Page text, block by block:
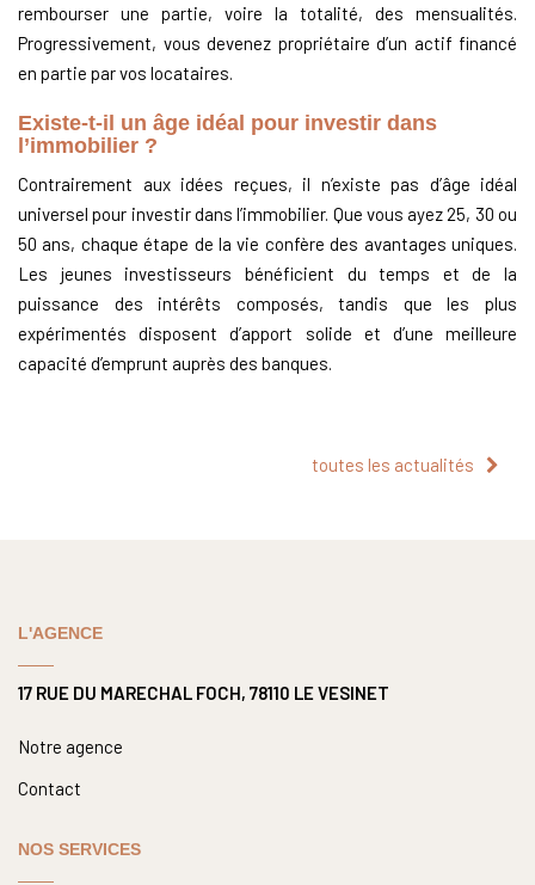
rembourser une partie, voire la totalité, des mensualités.
Progressivement, vous devenez propriétaire d’un actif financé
en partie par vos locataires.
Existe-t-il un âge idéal pour investir dans
l’immobilier ?
Contrairement aux idées reçues, il n’existe pas d’âge idéal
universel pour investir dans l’immobilier. Que vous ayez 25, 30 ou
50 ans, chaque étape de la vie confère des avantages uniques.
Les jeunes investisseurs bénéficient du temps et de la
puissance des intérêts composés, tandis que les plus
expérimentés disposent d’apport solide et d’une meilleure
capacité d’emprunt auprès des banques.
toutes les actualités
L'AGENCE
17 RUE DU MARECHAL FOCH, 78110 LE VESINET
Notre agence
Contact
NOS SERVICES